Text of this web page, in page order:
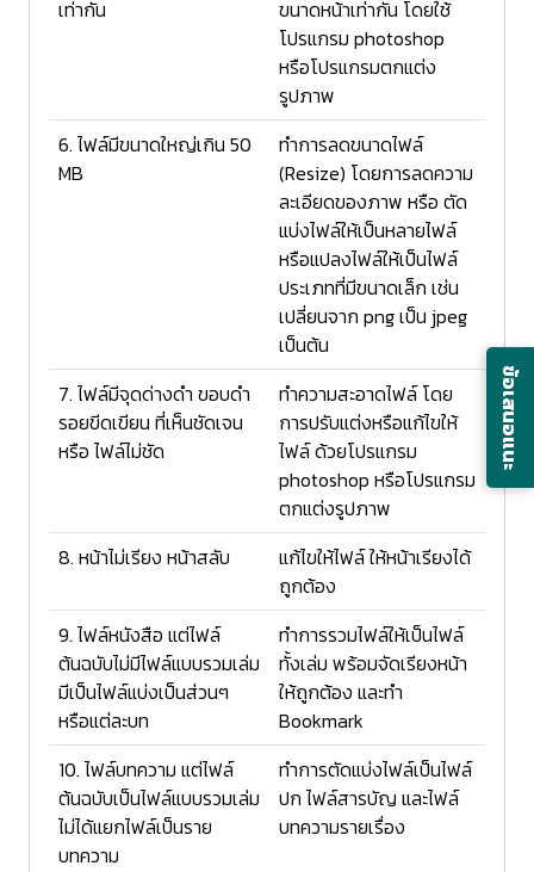
เท่ากัน
ขนาดหน้าเท่ากัน โดยใช้
โปรแกรม photoshop
หรือโปรแกรมตกแต่ง
รูปภาพ
6. ไฟล์มีขนาดใหญ่เกิน 50
MB
ทำการลดขนาดไฟล์
(Resize) โดยการลดความ
ละเอียดของภาพ หรือ ตัด
แบ่งไฟล์ให้เป็นหลายไฟล์
หรือแปลงไฟล์ให้เป็นไฟล์
ประเภทที่มีขนาดเล็ก เช่น
เปลี่ยนจาก png เป็น jpeg
เป็นต้น
7. ไฟล์มีจุดด่างดำ ขอบดำ
รอยขีดเขียน ที่เห็นชัดเจน
หรือ ไฟล์ไม่ชัด
ทำความสะอาดไฟล์ โดย
การปรับแต่งหรือแก้ไขให้
ไฟล์ ด้วยโปรแกรม
photoshop หรือโปรแกรม
ตกแต่งรูปภาพ
8. หน้าไม่เรียง หน้าสลับ
แก้ไขให้ไฟล์ ให้หน้าเรียงได้
ถูกต้อง
9. ไฟล์หนังสือ แต่ไฟล์
ต้นฉบับไม่มีไฟล์แบบรวมเล่ม
มีเป็นไฟล์แบ่งเป็นส่วนๆ
หรือแต่ละบท
ทำการรวมไฟล์ให้เป็นไฟล์
ทั้งเล่ม พร้อมจัดเรียงหน้า
ให้ถูกต้อง และทำ
Bookmark
10. ไฟล์บทความ แต่ไฟล์
ต้นฉบับเป็นไฟล์แบบรวมเล่ม
ไม่ได้แยกไฟล์เป็นราย
บทความ
ทำการตัดแบ่งไฟล์เป็นไฟล์
ปก ไฟล์สารบัญ และไฟล์
บทความรายเรื่อง
ข้อเสนอแนะ